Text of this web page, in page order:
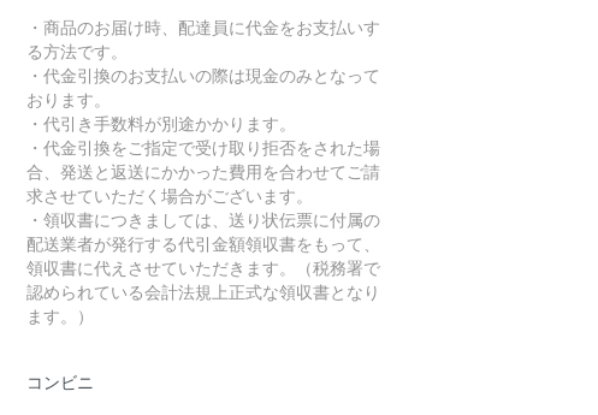
・商品のお届け時、配達員に代金をお支払いす
る方法です。
・代金引換のお支払いの際は現金のみとなって
おります。
・代引き手数料が別途かかります。
・代金引換をご指定で受け取り拒否をされた場
合、発送と返送にかかった費用を合わせてご請
求させていただく場合がございます。
・領収書につきましては、送り状伝票に付属の
配送業者が発行する代引金額領収書をもって、
領収書に代えさせていただきます。（税務署で
認められている会計法規上正式な領収書となり
ます。）
コンビニ